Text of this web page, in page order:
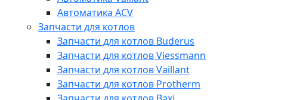
Автоматика ACV
Запчасти для котлов
Запчасти для котлов Buderus
Запчасти для котлов Viessmann
Запчасти для котлов Vaillant
Запчасти для котлов Protherm